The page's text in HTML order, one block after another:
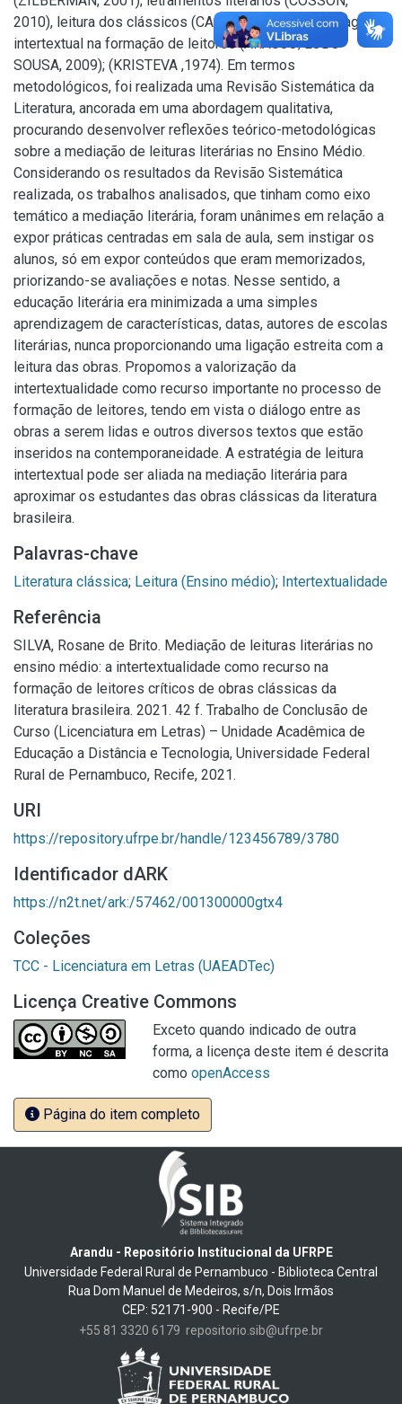
2010), leitura dos clássicos (CALVINO,1993) e abordagem
intertextual na formação de leitores (ARAÚJO; LOBO-
SOUSA, 2009); (KRISTEVA ,1974). Em termos
metodológicos, foi realizada uma Revisão Sistemática da
Literatura, ancorada em uma abordagem qualitativa,
procurando desenvolver reflexões teórico-metodológicas
sobre a mediação de leituras literárias no Ensino Médio.
Considerando os resultados da Revisão Sistemática
realizada, os trabalhos analisados, que tinham como eixo
temático a mediação literária, foram unânimes em relação a
expor práticas centradas em sala de aula, sem instigar os
alunos, só em expor conteúdos que eram memorizados,
priorizando-se avaliações e notas. Nesse sentido, a
educação literária era minimizada a uma simples
aprendizagem de características, datas, autores de escolas
literárias, nunca proporcionando uma ligação estreita com a
leitura das obras. Propomos a valorização da
intertextualidade como recurso importante no processo de
formação de leitores, tendo em vista o diálogo entre as
obras a serem lidas e outros diversos textos que estão
inseridos na contemporaneidade. A estratégia de leitura
intertextual pode ser aliada na mediação literária para
aproximar os estudantes das obras clássicas da literatura
brasileira.
Palavras-chave
Literatura clássica; Leitura (Ensino médio); Intertextualidade
Referência
SILVA, Rosane de Brito. Mediação de leituras literárias no
ensino médio: a intertextualidade como recurso na
formação de leitores críticos de obras clássicas da
literatura brasileira. 2021. 42 f. Trabalho de Conclusão de
Curso (Licenciatura em Letras) – Unidade Acadêmica de
Educação a Distância e Tecnologia, Universidade Federal
Rural de Pernambuco, Recife, 2021.
URI
https://repository.ufrpe.br/handle/123456789/3780
Identificador dARK
https://n2t.net/ark:/57462/001300000gtx4
Coleções
TCC - Licenciatura em Letras (UAEADTec)
Licença Creative Commons
Exceto quando indicado de outra
forma, a licença deste item é descrita
como openAccess
Página do item completo
Arandu - Repositório Institucional da UFRPE
Universidade Federal Rural de Pernambuco - Biblioteca Central
Rua Dom Manuel de Medeiros, s/n, Dois Irmãos
CEP: 52171-900 - Recife/PE
+55 81 3320 6179 repositorio.sib@ufrpe.br